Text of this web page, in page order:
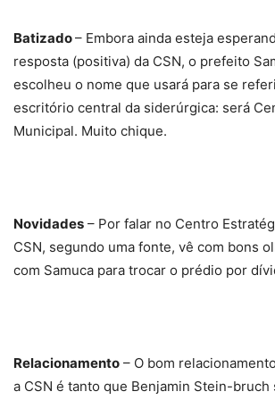
Batizado– Embora ainda esteja
resposta (positiva) da CSN, o prefeito
escolheu o nome que usará para se
escritório central da siderúrgica: será
Municipal. Muito chique.
Novidades – Por falar no Centro
CSN, segundo uma fonte, vê com bons
com Samuca para trocar o prédio por
Relacionamento – O bom
a CSN é tanto que Benjamin Stein-